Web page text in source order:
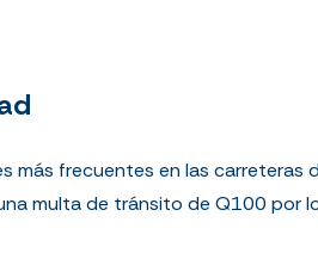
más frecuentes en las
multa de tránsito de Q100